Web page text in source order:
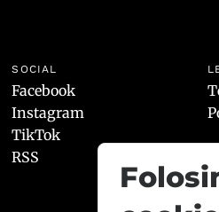
SOCIAL
Facebook
Instagram
TikTok
RSS